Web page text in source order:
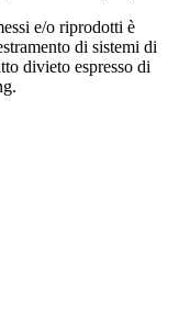
e/o riprodotti è
di sistemi di
divieto espresso di